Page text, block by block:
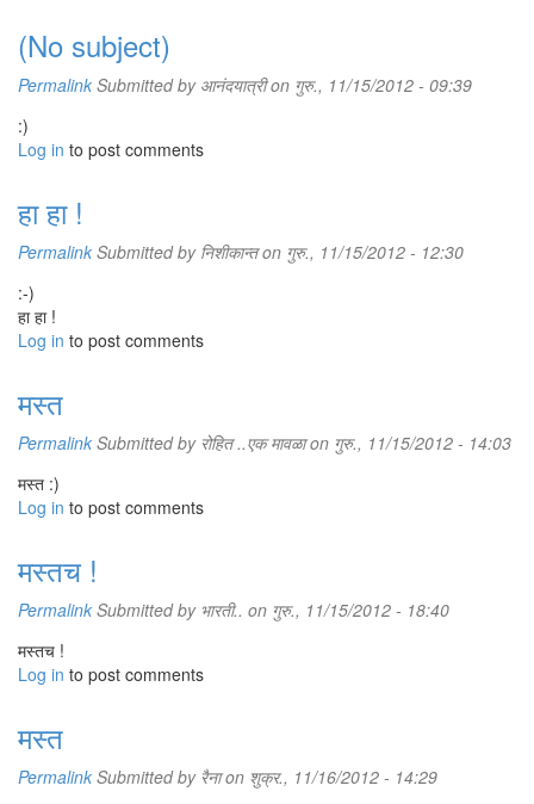
(No subject)
Permalink Submitted by आनंदयात्रीon गुरु., 11/15/2012 - 09:39
:)
Log in to post comments
हा हा !
Permalink Submitted by निशीकान्तon गुरु., 11/15/2012 - 12:30
:-)
हा हा !
Log in to post comments
मस्त
Permalink Submitted by रोहित ..एक मावळाon गुरु., 11/15/2012 - 14:03
मस्त :)
Log in to post comments
मस्तच !
Permalink Submitted by भारती.. on गुरु., 11/15/2012 - 18:40
मस्तच !
Log in to post comments
मस्त
Permalink Submitted by रैनाon शुक्र., 11/16/2012 - 14:29